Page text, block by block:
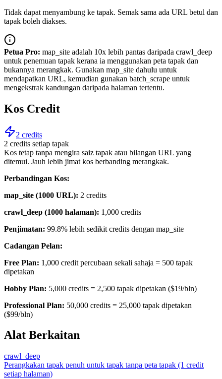
Tidak dapat menyambung ke tapak. Semak sama ada URL betul dan
tapak boleh diakses.
Petua Pro: map_site adalah 10x lebih pantas daripada crawl_deep
untuk penemuan tapak kerana ia menggunakan peta tapak dan
bukannya merangkak. Gunakan map_site dahulu untuk
mendapatkan URL, kemudian gunakan batch_scrape untuk
mengekstrak kandungan daripada halaman tertentu.
Kos Credit
2 credits
2 credits setiap tapak
Kos tetap tanpa mengira saiz tapak atau bilangan URL yang
ditemui. Jauh lebih jimat kos berbanding merangkak.
Perbandingan Kos:
map_site (1000 URL): 2 credits
crawl_deep (1000 halaman): 1,000 credits
Penjimatan: 99.8% lebih sedikit credits dengan map_site
Cadangan Pelan:
Free Plan: 1,000 credit percubaan sekali sahaja = 500 tapak
dipetakan
Hobby Plan: 5,000 credits = 2,500 tapak dipetakan ($19/bln)
Professional Plan: 50,000 credits = 25,000 tapak dipetakan
($99/bln)
Alat Berkaitan
crawl_deep
Perangkakan tapak penuh untuk tapak tanpa peta tapak (1 credit
setiap halaman)